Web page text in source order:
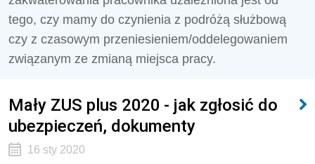
tego, czy mamy do czynienia z podróżą służbową
czy z czasowym przeniesieniem/oddelegowaniem
związanym ze zmianą miejsca pracy.
Mały ZUS plus 2020 - jak zgłosić do
ubezpieczeń, dokumenty
16 sty 2020